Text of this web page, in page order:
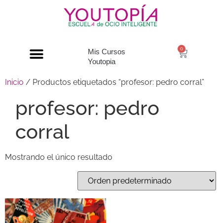
Mis Cursos
Youtopia
0
Inicio / Productos etiquetados “profesor: pedro corral”
profesor: pedro
corral
Mostrando el único resultado